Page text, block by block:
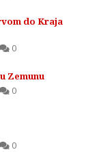
do Kraja
0
Zemunu
0
0